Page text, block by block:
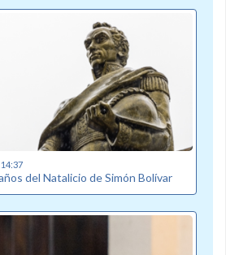
del Natalicio de Simón Bolívar